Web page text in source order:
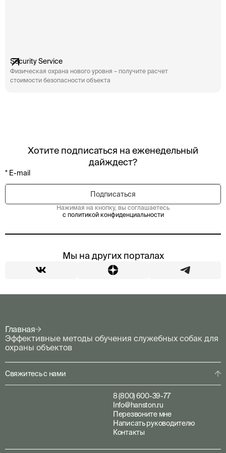
Security Service
Физическая охрана нового уровня – получите расчет
стоимости безопасности объекта
Хотите подписаться на еженедельный
дайждест?
Нажимая на кнопку, вы соглашаетесь
с политикой конфиденциальности
Мы на других порталах
Главная
Эффективные методы обучения служебных собак для
охраны объектов
Свяжитесь с нами
8 (800) 600-39-77
Info@hanston.ru
Перезвоните мне
Написать руководителю
Контакты